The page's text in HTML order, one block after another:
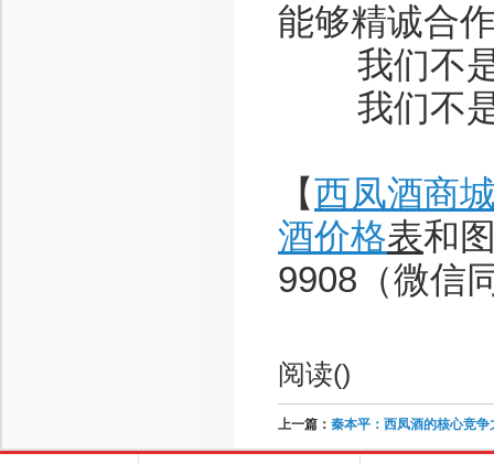
能够精诚合
我们不是
我们不是
【西凤酒商
酒价格表和
9908（微信
阅读()
上一篇： 秦本平：西凤酒的核心竞争